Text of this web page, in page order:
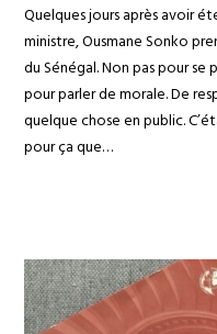
Quelques jours après avoir
ministre, Ousmane Sonko
du Sénégal. Non pas pour se
pour parler de morale. De
quelque chose en public.
pour ça que…